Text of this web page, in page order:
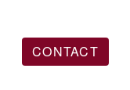
CONTACT